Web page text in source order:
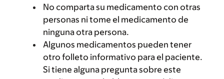
No comparta su medicamento con otras
personas ni tome el medicamento de
ninguna otra persona.
Algunos medicamentos pueden tener
otro folleto informativo para el paciente.
Si tiene alguna pregunta sobre este